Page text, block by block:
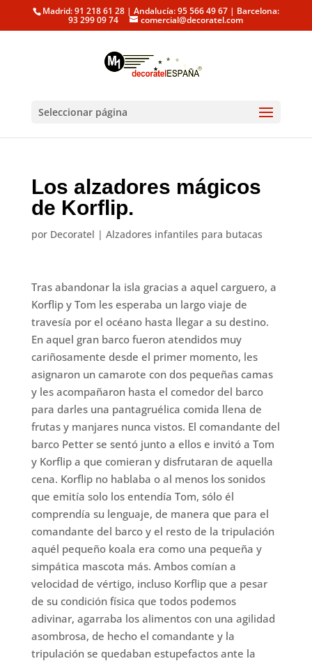
Madrid: 91 218 61 28 | Andalucía: 95 566 49 67 | Barcelona:
93 299 09 74 comercial@decoratel.com
Seleccionar página
Los alzadores mágicos
de Korflip.
por Decoratel | Alzadores infantiles para butacas
Tras abandonar la isla gracias a aquel carguero, a
Korflip y Tom les esperaba un largo viaje de
travesía por el océano hasta llegar a su destino.
En aquel gran barco fueron atendidos muy
cariñosamente desde el primer momento, les
asignaron un camarote con dos pequeñas camas
y les acompañaron hasta el comedor del barco
para darles una pantagruélica comida llena de
frutas y manjares nunca vistos. El comandante del
barco Petter se sentó junto a ellos e invitó a Tom
y Korflip a que comieran y disfrutaran de aquella
cena. Korflip no hablaba o al menos los sonidos
que emitía solo los entendía Tom, sólo él
comprendía su lenguaje, de manera que para el
comandante del barco y el resto de la tripulación
aquél pequeño koala era como una pequeña y
simpática mascota más. Ambos comían a
velocidad de vértigo, incluso Korflip que a pesar
de su condición física que todos podemos
adivinar, agarraba los alimentos con una agilidad
asombrosa, de hecho el comandante y la
tripulación se quedaban estupefactos ante la